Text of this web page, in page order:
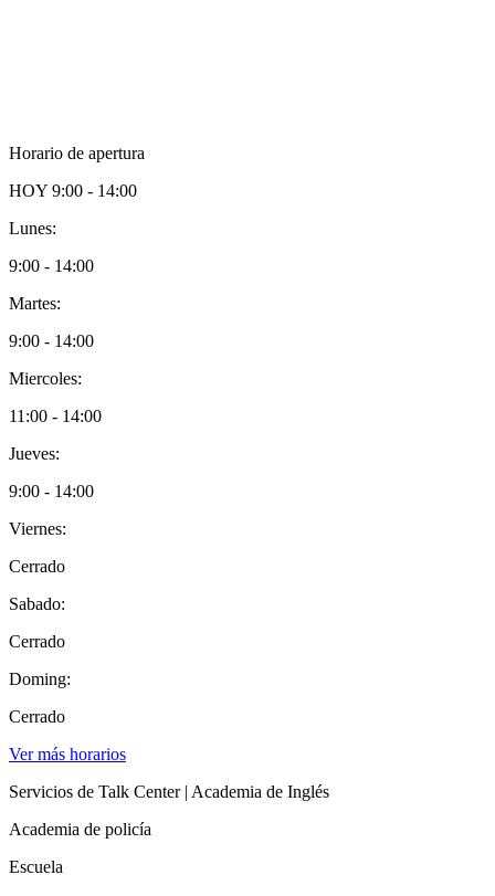
Horario de apertura
HOY 9:00 - 14:00
Lunes:
9:00 - 14:00
Martes:
9:00 - 14:00
Miercoles:
11:00 - 14:00
Jueves:
9:00 - 14:00
Viernes:
Cerrado
Sabado:
Cerrado
Doming:
Cerrado
Ver más horarios
Servicios de Talk Center | Academia de Inglés
Academia de policía
Escuela